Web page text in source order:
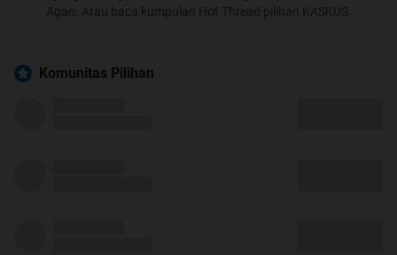
Agan. Atau baca kumpulan Hot Thread pilihan KASKUS.
Komunitas Pilihan